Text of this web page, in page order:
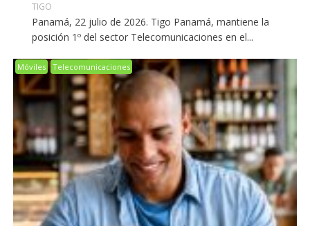
TIGO
Panamá, 22 julio de 2026. Tigo Panamá, mantiene la
posición 1º del sector Telecomunicaciones en el...
Móviles Telecomunicaciones